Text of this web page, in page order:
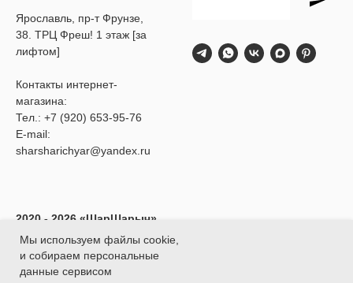
Ярославль, пр-т Фрунзе,
38. ТРЦ Фреш! 1 этаж [за
лифтом]
Контакты интернет-
магазина:
Тел.: +7 (920) 653-95-76
E-mail:
sharsharichyar@yandex.ru
2020 - 2026 «ШарШарыч»
- Доставка воздушных
шаров в Ярославле.
ИП Глибина Ксения
Мы используем файлы cookie,
и собираем персональные
данные сервисом